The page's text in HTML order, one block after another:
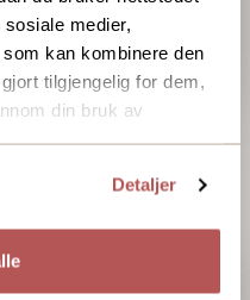
medier,
kan kombinere den
tilgjengelig for dem,
din bruk av
Detaljer